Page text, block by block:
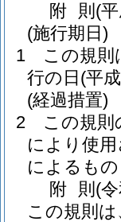
附 則 (
(施行期日)
1
この規則
行の日 (平
(経過措置)
2
この規則
により使
によるも
附 則 (
この規則